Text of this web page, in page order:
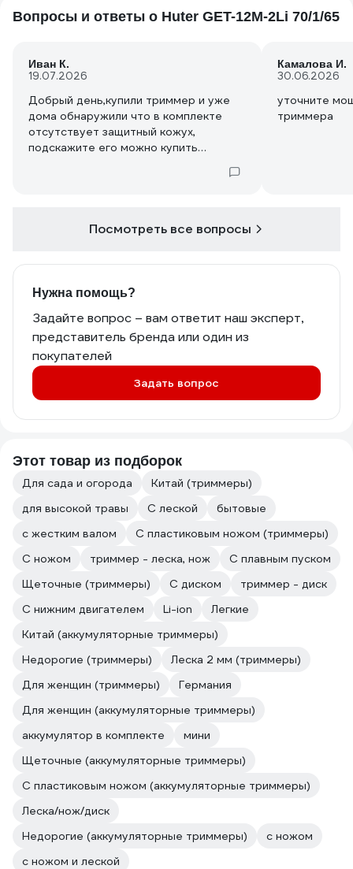
газонов, он не для этой работы. Брал
перевозить, удобно работать на
маленьких участках.
Вопросы и ответы о Huter GET-12M-2Li 70/1/65
Иван К.
19.07.2026
Добрый день,купили триммер и уже
дома обнаружили что в комплекте
отсутствует защитный кожух,
подскажите его можно купить
Камалова И.
30.06.2026
уточните
триммера
Посмотреть все вопросы
Нужна помощь?
Задайте вопрос – вам ответит наш эксперт,
представитель бренда или один из
покупателей
Задать вопрос
Этот товар из подборок
Для сада и огорода
Китай (триммеры)
для высокой травы
С леской
бытовые
с жестким валом
С пластиковым ножом (триммеры)
С ножом
триммер - леска, нож
С плавным пуском
Щеточные (триммеры)
С диском
триммер - диск
С нижним двигателем
Li-ion
Легкие
Китай (аккумуляторные триммеры)
Недорогие (триммеры)
Леска 2 мм (триммеры)
Для женщин (триммеры)
Германия
Для женщин (аккумуляторные триммеры)
аккумулятор в комплекте
мини
Щеточные (аккумуляторные триммеры)
С пластиковым ножом (аккумуляторные триммеры)
Леска/нож/диск
Недорогие (аккумуляторные триммеры)
с ножом
с ножом и леской